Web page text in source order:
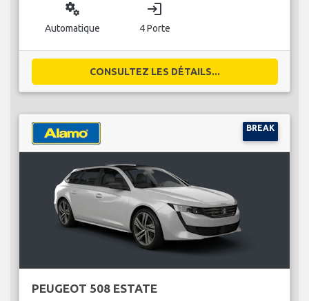
miscellaneous_services
Automatique
login
4 Porte
CONSULTEZ LES DÉTAILS...
BREAK
PEUGEOT 508 ESTATE